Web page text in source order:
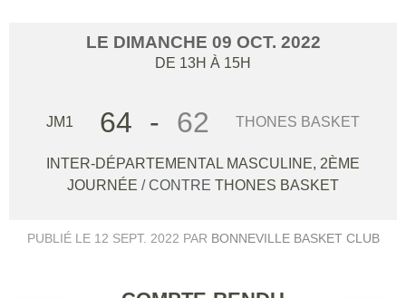
LE DIMANCHE 09 OCT. 2022
DE 13H À 15H
JM1 64 - 62 THONES BASKET
INTER-DÉPARTEMENTAL MASCULINE, 2ÈME
JOURNÉE / CONTRE THONES BASKET
PUBLIÉ LE 12 SEPT. 2022 PAR BONNEVILLE BASKET CLUB